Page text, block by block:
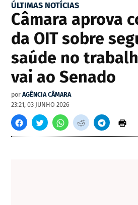
ÚLTIMAS NOTÍCIAS
Câmara aprova
da OIT sobre
saúde no
vai ao Senado
por AGÊNCIA CÂMARA
23:21, 03 JUNHO 2026